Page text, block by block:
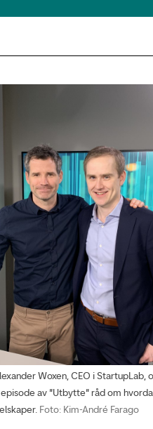
Woxen, CEO i
av "Utbytte" råd om
Foto: Kim-André Farago